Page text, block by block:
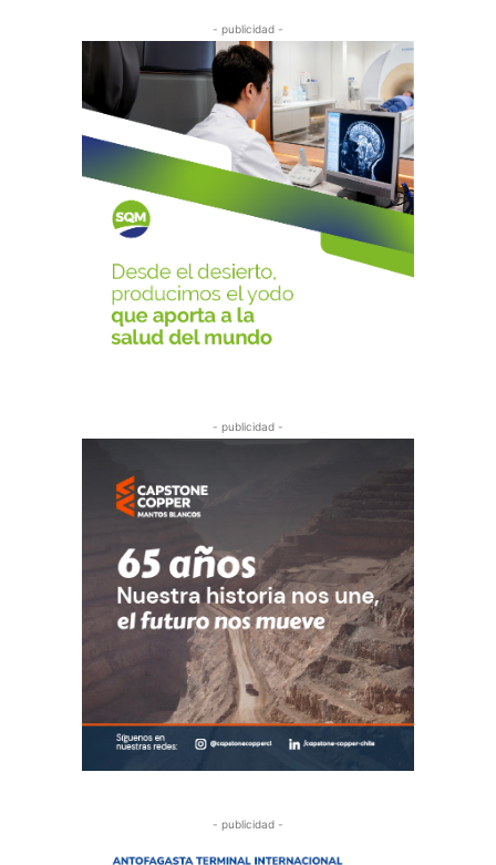
- publicidad -
- publicidad -
- publicidad -